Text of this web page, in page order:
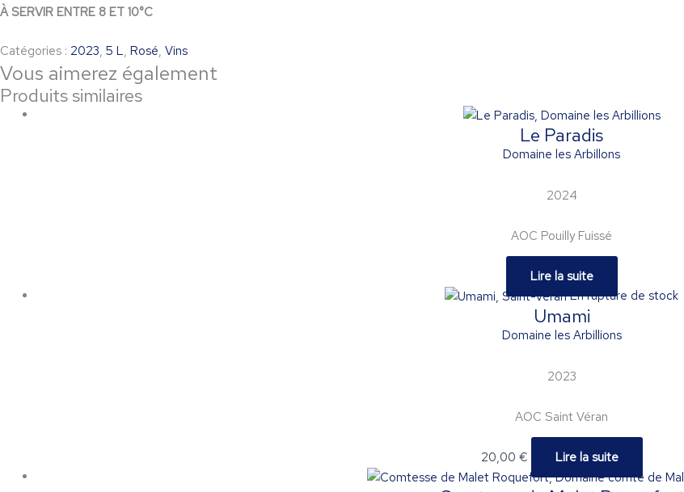
À SERVIR ENTRE 8 ET 10°C
Catégories : 2023, 5 L, Rosé, Vins
Vous aimerez également
Produits similaires
Le Paradis
Domaine les Arbillons
2024
AOC Pouilly Fuissé
Lire la suite
En rupture de stock
Umami
Domaine les Arbillions
2023
AOC Saint Véran
20,00 € Lire la suite